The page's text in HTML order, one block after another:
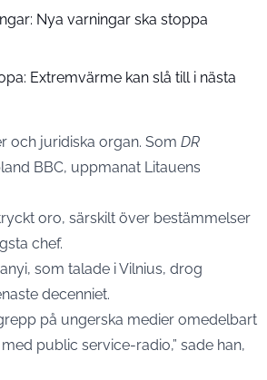
Nya varningar ska stoppa
Extremvärme kan slå till i nästa
och juridiska organ. Som DR
BBC, uppmanat Litauens
oro, särskilt över bestämmelser
chef.
som talade i Vilnius, drog
decenniet.
på ungerska medier omedelbart
public service-radio,” sade han,